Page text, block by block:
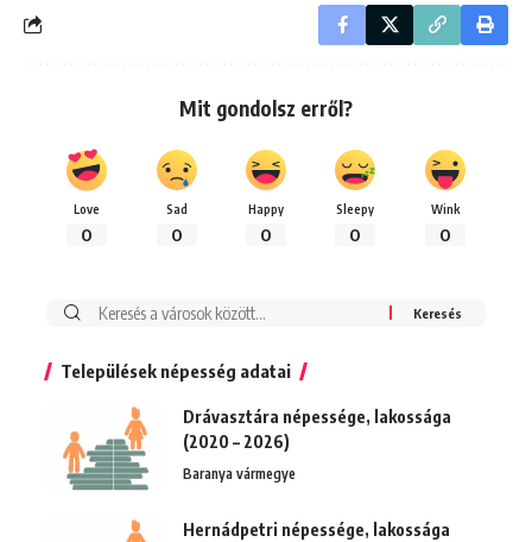
Mit gondolsz erről?
Love
0
Sad
0
Happy
0
Sleepy
0
Wink
0
Keresés:
Települések népesség adatai
Drávasztára népessége, lakossága
(2020 – 2026)
Baranya vármegye
Hernádpetri népessége, lakossága